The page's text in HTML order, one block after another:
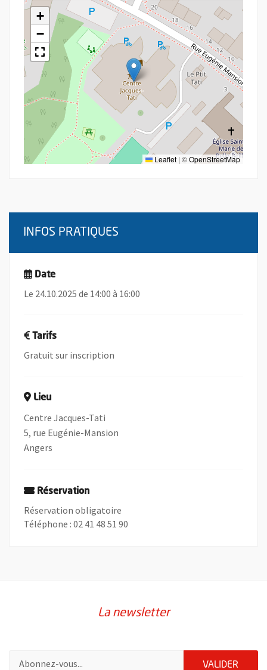
+
−
Leaflet | ©OpenStreetMap
INFOS PRATIQUES
Date
Le 24.10.2025 de 14:00 à 16:00
Tarifs
Gratuit sur inscription
Lieu
Centre Jacques-Tati
5, rue Eugénie-Mansion
Angers
Réservation
Réservation obligatoire
Téléphone : 02 41 48 51 90
La newsletter
VALIDER